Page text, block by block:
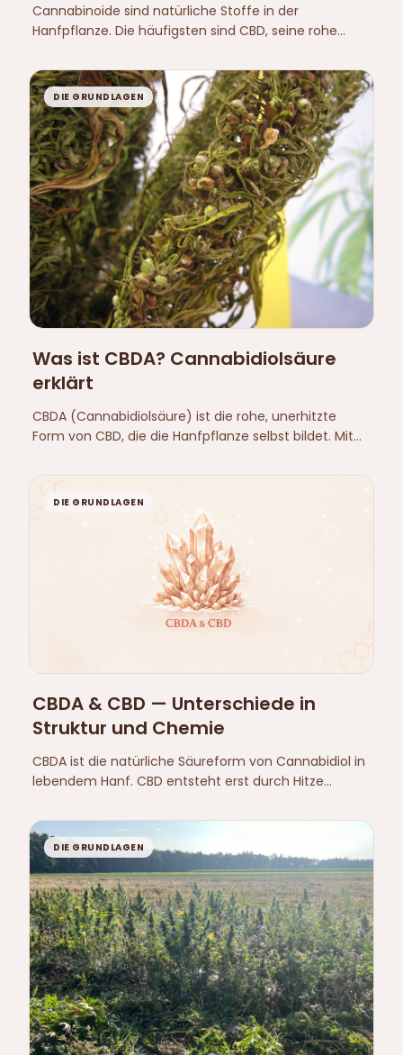
Cannabinoide sind natürliche Stoffe in der
Hanfpflanze. Die häufigsten sind CBD, seine rohe
THC das einzige psychoaktive ist.
DIE GRUNDLAGEN
Was ist CBDA? Cannabidiolsäure
erklärt
CBDA (Cannabidiolsäure) ist die rohe, unerhitzte
Form von CBD, die die Hanfpflanze selbst bildet. Mit
Unterschied, Chemie und Vorkommen.
DIE GRUNDLAGEN
CBDA & CBD — Unterschiede in
Struktur und Chemie
CBDA ist die natürliche Säureform von Cannabidiol in
lebendem Hanf. CBD entsteht erst durch Hitze
Gruppe, Polarität, Chemie.
DIE GRUNDLAGEN